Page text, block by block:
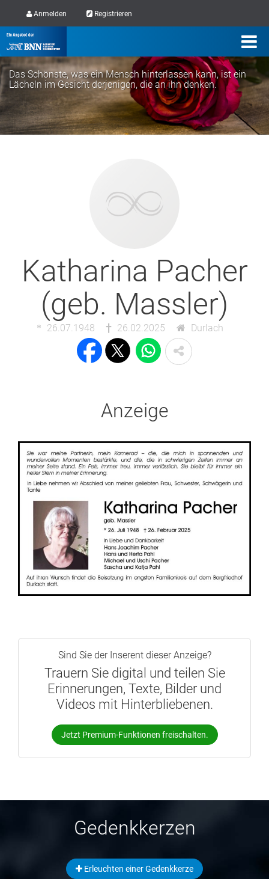
Anmelden Registrieren
Das Schönste, was ein Mensch hinterlassen kann, ist ein
Lächeln im Gesicht derjenigen, die an ihn denken.
Katharina Pacher
(geb. Massler)
26.07.1948 26.02.2025 Durlach
Anzeige
Sind Sie der Inserent dieser Anzeige?
Trauern Sie digital und teilen Sie
Erinnerungen, Texte, Bilder und
Videos mit Hinterbliebenen.
Jetzt Premium-Funktionen freischalten.
Gedenkkerzen
Erleuchten einer Gedenkkerze